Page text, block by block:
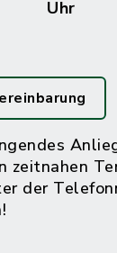
Uhr
zeitnahen
der